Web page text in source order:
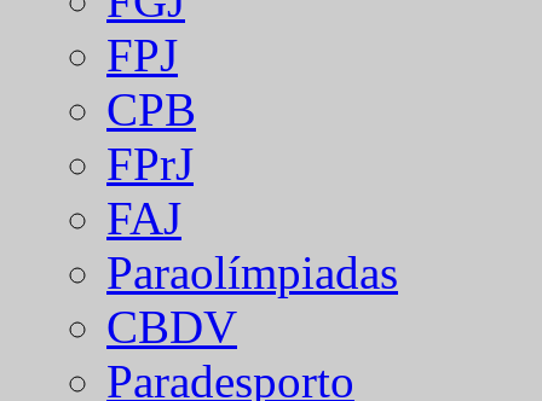
FPJ
CPB
FPrJ
FAJ
Paraolímpiadas
CBDV
Paradesporto